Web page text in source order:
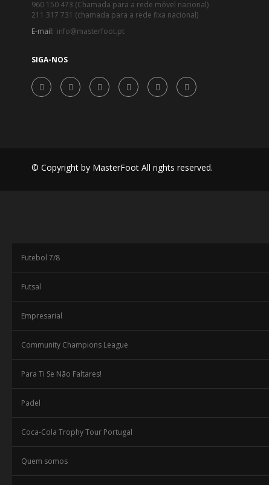
960 150 473 (Chamada para a rede móvel nacional)
211 317 731 (chamada para a rede fixa nacional)
E-mail: info@masterfoot.pt
SIGA-NOS
© Copyright by MasterFoot All rights reserved.
Futebol 7/8
Futsal
Empresarial
Community Champions League
Para Ti Se Não Faltares!
Padel
Coca-Cola Trophy Tour Portugal
Quem somos